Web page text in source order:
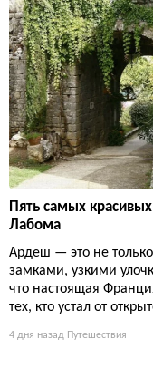
Пять самых
Лабома
Ардеш — это не
замками, узкими
что настоящая
тех, кто устал от
4 дня назад Путешествия